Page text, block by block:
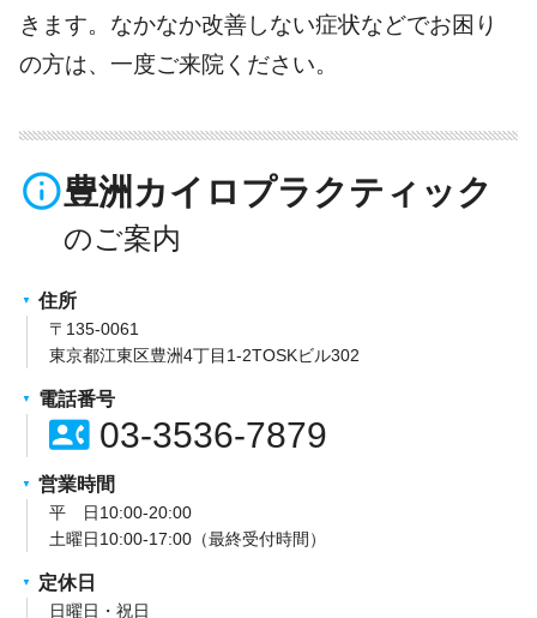
きます。なかなか改善しない症状などでお困り
の方は、一度ご来院ください。
info_outline豊洲カイロプラクティック
住所
〒135-0061
東京都江東区豊洲4丁目1-2TOSKビル302
電話番号
contact_phone03-3536-7879
営業時間
平 日10:00-20:00
土曜日10:00-17:00（最終受付時間）
定休日
日曜日・祝日